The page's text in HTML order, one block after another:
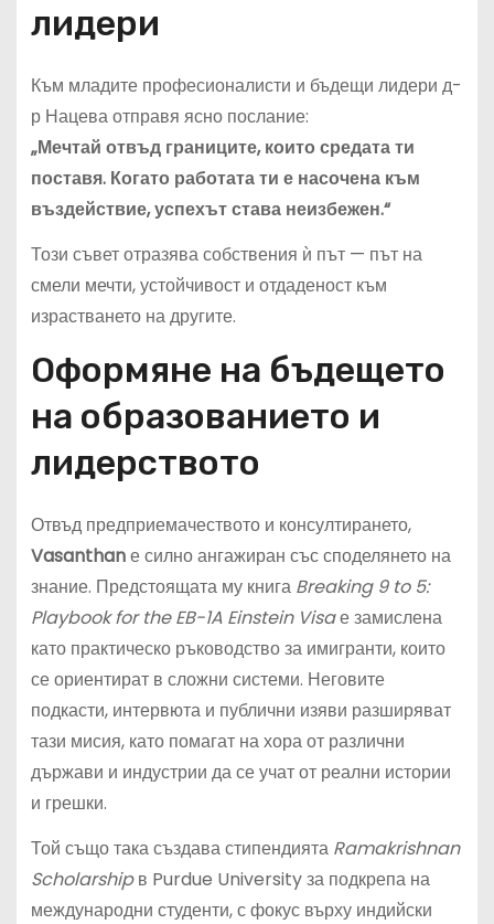
лидери
Към младите професионалисти и бъдещи лидери д-
р Нацева отправя ясно послание:
„Мечтай отвъд границите, които средата ти
поставя. Когато работата ти е насочена към
въздействие, успехът става неизбежен.“
Този съвет отразява собствения ѝ път — път на
смели мечти, устойчивост и отдаденост към
израстването на другите.
Оформяне на бъдещето
на образованието и
лидерството
Отвъд предприемачеството и консултирането,
Vasanthanе силно ангажиран със споделянето на
знание. Предстоящата му книга Breaking 9 to 5:
Playbook for the EB-1A Einstein Visaе замислена
като практическо ръководство за имигранти, които
се ориентират в сложни системи. Неговите
подкасти, интервюта и публични изяви разширяват
тази мисия, като помагат на хора от различни
държави и индустрии да се учат от реални истории
и грешки.
Той също така създава стипендията Ramakrishnan
Scholarshipв Purdue University за подкрепа на
международни студенти, с фокус върху индийски